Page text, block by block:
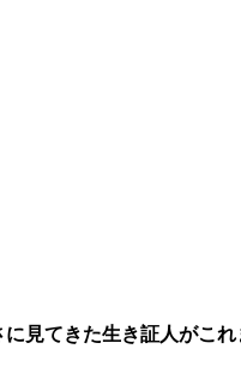
見てきた生き証人がこ